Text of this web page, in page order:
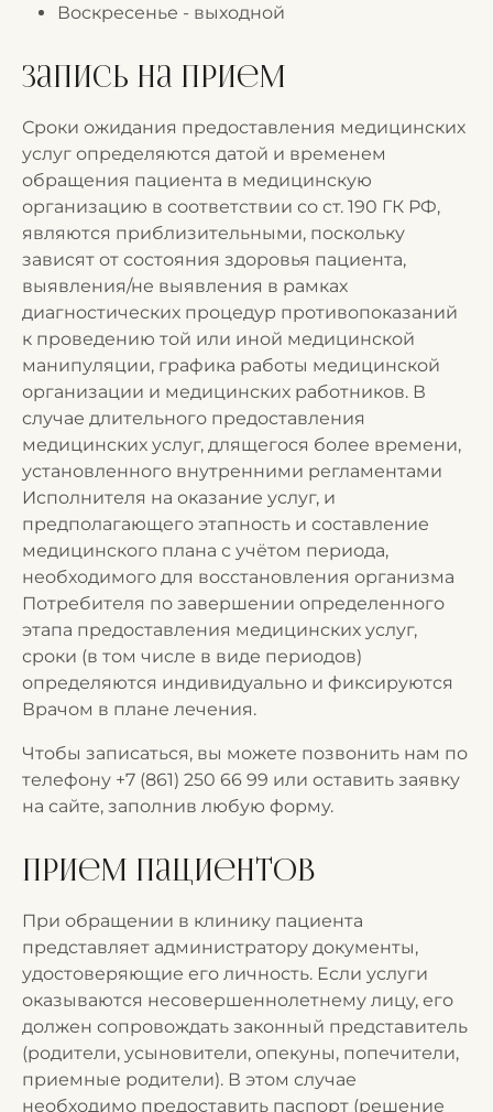
Воскресенье - выходной
Запись на прием
Сроки ожидания предоставления медицинских
услуг определяются датой и временем
обращения пациента в медицинскую
организацию в соответствии со ст. 190 ГК РФ,
являются приблизительными, поскольку
зависят от состояния здоровья пациента,
выявления/не выявления в рамках
диагностических процедур противопоказаний
к проведению той или иной медицинской
манипуляции, графика работы медицинской
организации и медицинских работников. В
случае длительного предоставления
медицинских услуг, длящегося более времени,
установленного внутренними регламентами
Исполнителя на оказание услуг, и
предполагающего этапность и составление
медицинского плана с учётом периода,
необходимого для восстановления организма
Потребителя по завершении определенного
этапа предоставления медицинских услуг,
сроки (в том числе в виде периодов)
определяются индивидуально и фиксируются
Врачом в плане лечения.
Чтобы записаться, вы можете позвонить нам по
телефону +7 (861) 250 66 99 или оставить заявку
на сайте, заполнив любую форму.
Прием пациентов
При обращении в клинику пациента
представляет администратору документы,
удостоверяющие его личность. Если услуги
оказываются несовершеннолетнему лицу, его
должен сопровождать законный представитель
(родители, усыновители, опекуны, попечители,
приемные родители). В этом случае
необходимо предоставить паспорт (решение